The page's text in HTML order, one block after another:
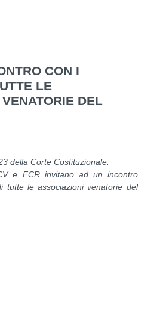
CON I
LE
DEL
della Corte Costituzionale:
e FCR invitano ad un incontro
tutte le associazioni venatorie del